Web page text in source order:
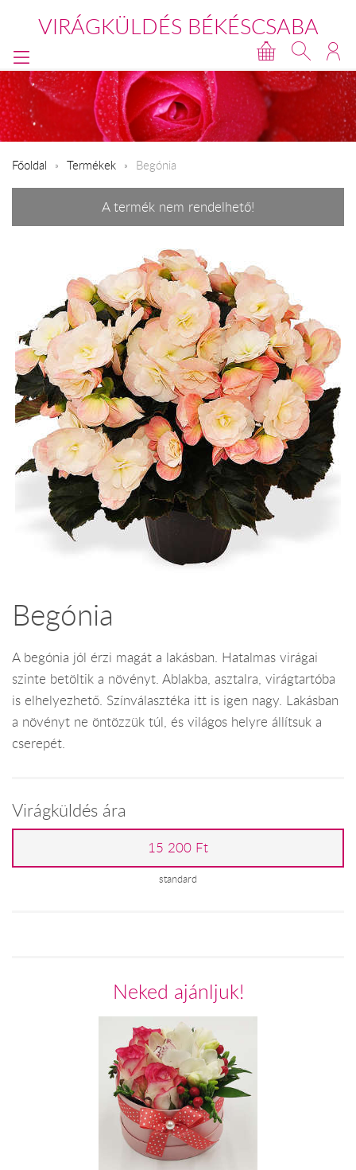
VIRÁGKÜLDÉS BÉKÉSCSABA
Főoldal Termékek Begónia
A termék nem rendelhető!
Begónia
A begónia jól érzi magát a lakásban. Hatalmas virágai
szinte betöltik a növényt. Ablakba, asztalra, virágtartóba
is elhelyezhető. Színválasztéka itt is igen nagy. Lakásban
a növényt ne öntözzük túl, és világos helyre állítsuk a
cserepét.
Virágküldés ára
15 200 Ft
standard
Neked ajánljuk!